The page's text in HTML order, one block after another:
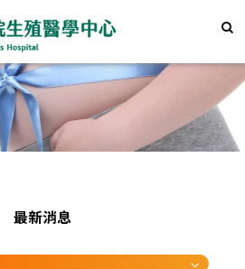
最新消息